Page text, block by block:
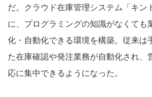
だ。クラウド在庫管理システム「キン
に、プログラミングの知識がなくても
化・自動化できる環境を構築。従来は
た在庫確認や発注業務が自動化され、
応に集中できるようになった。